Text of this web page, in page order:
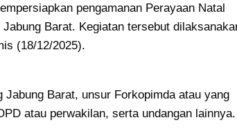
pengamanan Perayaan Natal
Barat. Kegiatan tersebut
(18/12/2025).
Barat, unsur Forkopimda atau yang
atau perwakilan, serta undangan lainnya.